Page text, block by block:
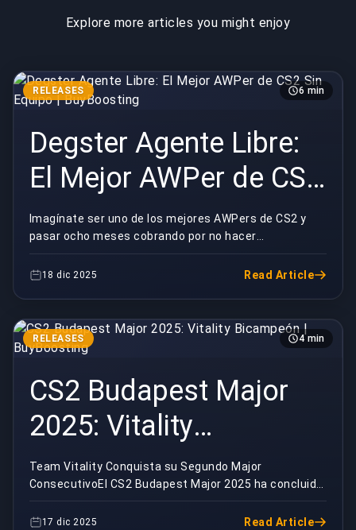
Explore more articles you might enjoy
RELEASES 6 min
Degster Agente Libre:
El Mejor AWPer de CS2
Sin Equipo |
BuyBoosting
Imagínate ser uno de los mejores AWPers de CS2 y
pasar ocho meses cobrando por no hacer
literalmente nada. Esa ha sido la vida de Degster
desde abril,...
18 dic 2025 Read Article
RELEASES 4 min
CS2 Budapest Major
2025: Vitality
Bicampeón |
BuyBoosting
Team Vitality Conquista su Segundo Major
ConsecutivoEl CS2 Budapest Major 2025 ha concluido
con Team Vitality consolidando su dominio en el
Counter-St...
17 dic 2025 Read Article